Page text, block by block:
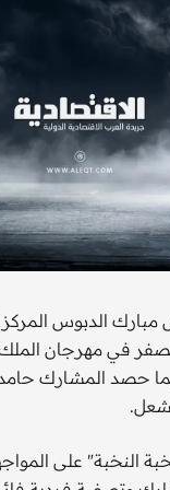
الدبوس
في مهرجان الملك
حصد المشارك
النخبة" على